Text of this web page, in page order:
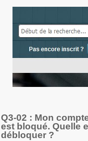
Q3-02 : Mon
est bloqué. Quelle
débloquer ?